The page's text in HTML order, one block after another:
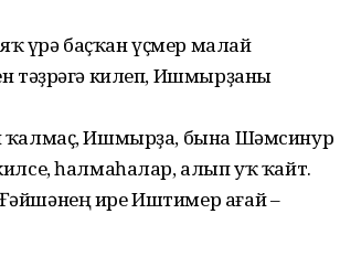
үрә баҫҡан үҫмер малай
тәҙрәгә килеп, Ишмырҙаны
Ишмырҙа, бына Шәмсинур
һалмаһалар, алып уҡ ҡайт.
ире Иштимер ағай –